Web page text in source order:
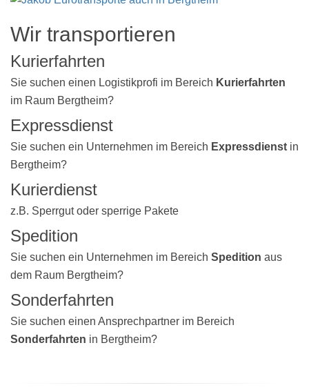
Wir transportieren
Kurierfahrten
Sie suchen einen Logistikprofi im Bereich Kurierfahrten
im Raum Bergtheim?
Expressdienst
Sie suchen ein Unternehmen im Bereich Expressdienst in
Bergtheim?
Kurierdienst
z.B. Sperrgut oder sperrige Pakete
Spedition
Sie suchen ein Unternehmen im Bereich Spedition aus
dem Raum Bergtheim?
Sonderfahrten
Sie suchen einen Ansprechpartner im Bereich
Sonderfahrten in Bergtheim?